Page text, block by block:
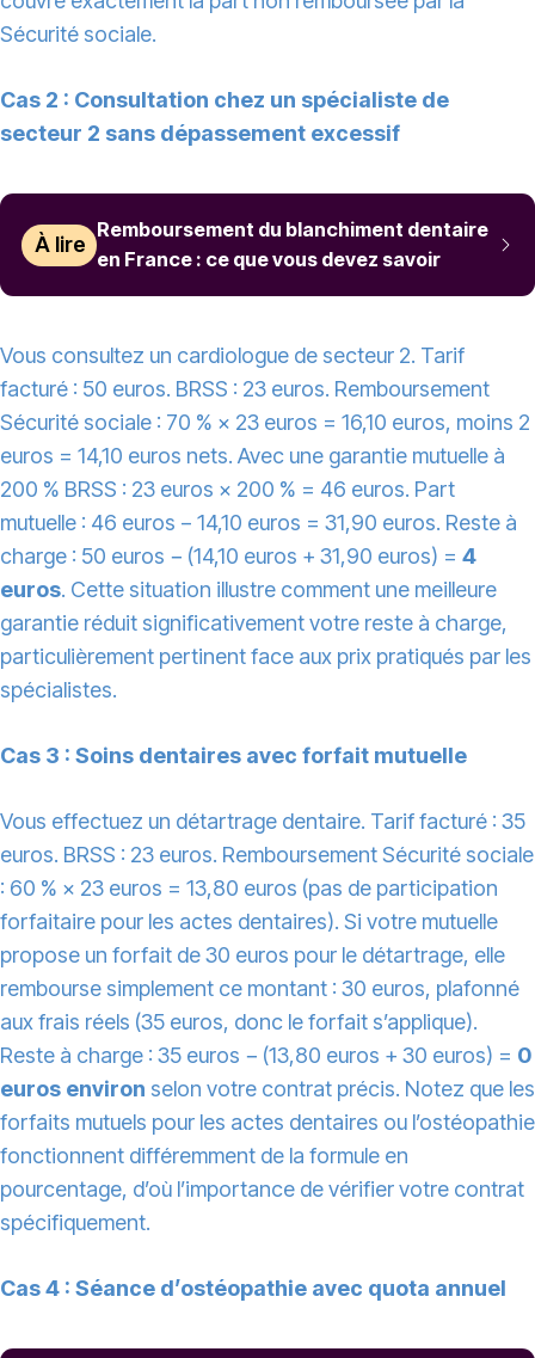
Sécurité sociale.
Cas 2 : Consultation chez un spécialiste de
secteur 2 sans dépassement excessif
À lire
Remboursement du blanchiment dentaire
en France : ce que vous devez savoir
Vous consultez un cardiologue de secteur 2. Tarif
facturé : 50 euros. BRSS : 23 euros. Remboursement
Sécurité sociale : 70 % × 23 euros = 16,10 euros, moins 2
euros = 14,10 euros nets. Avec une garantie mutuelle à
200 % BRSS : 23 euros × 200 % = 46 euros. Part
mutuelle : 46 euros − 14,10 euros = 31,90 euros. Reste à
charge : 50 euros − (14,10 euros + 31,90 euros) = 4
euros. Cette situation illustre comment une meilleure
garantie réduit significativement votre reste à charge,
particulièrement pertinent face aux prix pratiqués par les
spécialistes.
Cas 3 : Soins dentaires avec forfait mutuelle
Vous effectuez un détartrage dentaire. Tarif facturé : 35
euros. BRSS : 23 euros. Remboursement Sécurité sociale
: 60 % × 23 euros = 13,80 euros (pas de participation
forfaitaire pour les actes dentaires). Si votre mutuelle
propose un forfait de 30 euros pour le détartrage, elle
rembourse simplement ce montant : 30 euros, plafonné
aux frais réels (35 euros, donc le forfait s’applique).
Reste à charge : 35 euros − (13,80 euros + 30 euros) = 0
euros environ selon votre contrat précis. Notez que les
forfaits mutuels pour les actes dentaires ou l’ostéopathie
fonctionnent différemment de la formule en
pourcentage, d’où l’importance de vérifier votre contrat
spécifiquement.
Cas 4 : Séance d’ostéopathie avec quota annuel